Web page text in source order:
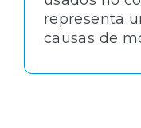
representa
causas de
área